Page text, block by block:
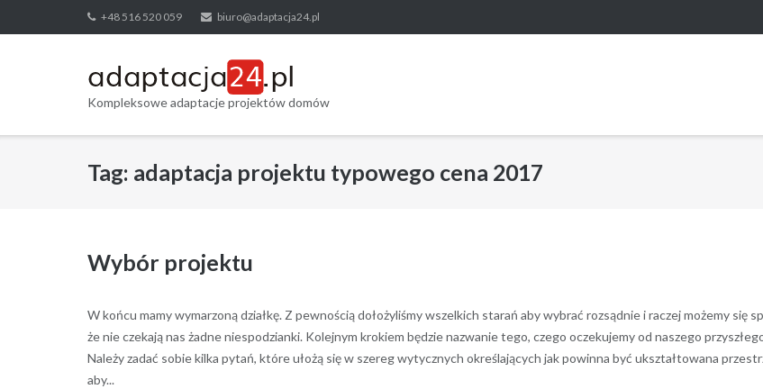
to
+48 516 520 059 biuro@adaptacja24.pl
Kompleksowe adaptacje projektów domów
Tag: adaptacja projektu typowego cena 2017
Wybór projektu
W końcu mamy wymarzoną działkę. Z pewnością dołożyliśmy wszelkich starań aby wybrać rozsądnie i raczej możemy się
że nie czekają nas żadne niespodzianki. Kolejnym krokiem będzie nazwanie tego, czego oczekujemy od naszego
Należy zadać sobie kilka pytań, które ułożą się w szereg wytycznych określających jak powinna być ukształtowana
aby...